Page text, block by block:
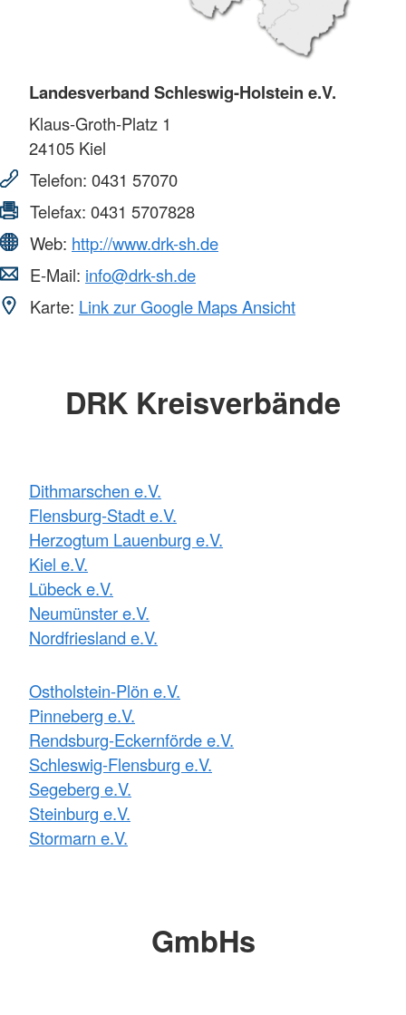
Landesverband Schleswig-Holstein e.V.
Klaus-Groth-Platz 1
24105 Kiel
Telefon: 0431 57070
Telefax: 0431 5707828
Web: http://www.drk-sh.de
E-Mail: info@drk-sh.de
Karte: Link zur Google Maps Ansicht
DRK Kreisverbände
Dithmarschen e.V.
Flensburg-Stadt e.V.
Herzogtum Lauenburg e.V.
Kiel e.V.
Lübeck e.V.
Neumünster e.V.
Nordfriesland e.V.
Ostholstein-Plön e.V.
Pinneberg e.V.
Rendsburg-Eckernförde e.V.
Schleswig-Flensburg e.V.
Segeberg e.V.
Steinburg e.V.
Stormarn e.V.
GmbHs